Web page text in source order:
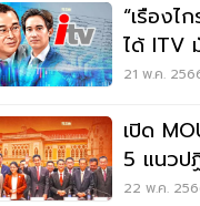
“เรืองไ
21 พ.ค.
เปิด MOU
5 แนวป
ชุมนุมกา
22 พ.ค.